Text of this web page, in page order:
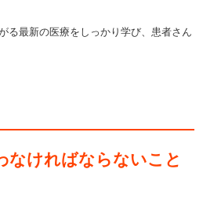
る最新の医療をしっかり学び、患者さん
なければならないこと